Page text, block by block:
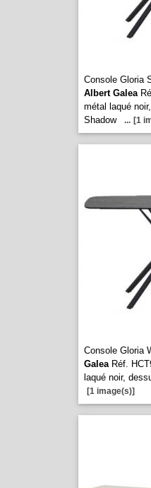
Console Gloria
Albert Galea
métal laqué
Shadow
... [1
Console Gloria
GaleaRéf.
laqué noir,
[1 image(s)]